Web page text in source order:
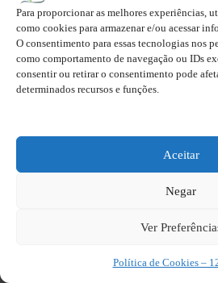
Para proporcionar as melhores experiências,
como cookies para armazenar e/ou acessar
O consentimento para essas tecnologias nos
como comportamento de navegação ou IDs
consentir ou retirar o consentimento pode
determinados recursos e funções.
Aceitar
Negar
Ver
Política de Cookies –
Ogás naturalé uma
renovável?
carvão e petróleo, não é
contribui para as
um “combustível de